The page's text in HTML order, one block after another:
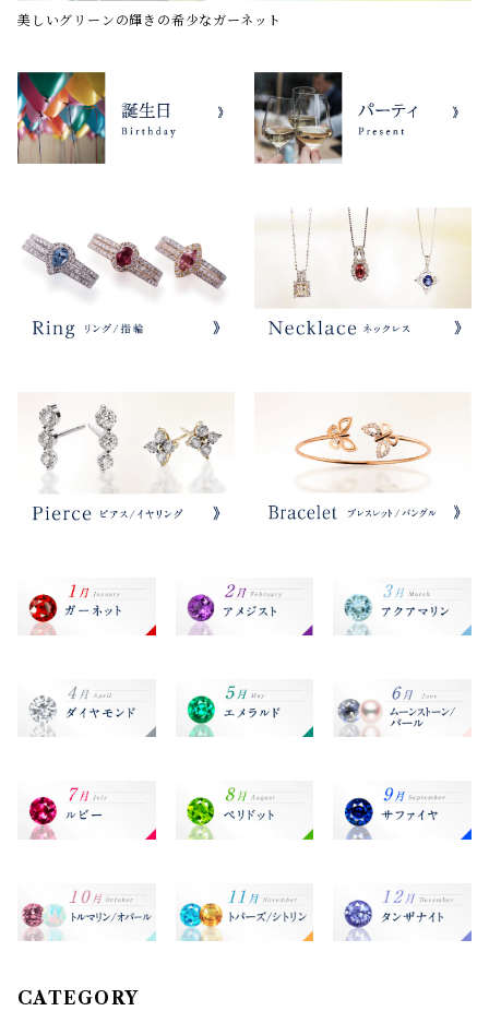
美しいグリーンの輝きの希少なガーネット
CATEGORY